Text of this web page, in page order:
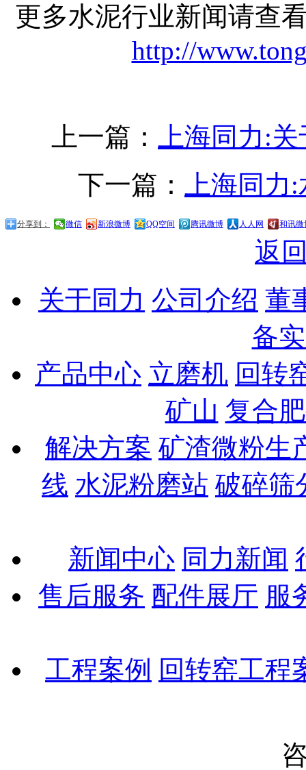
更多水泥行业新闻请查
http://
上一篇：
上海同力:
下一篇：
上海同
分享到： 微信 新浪微博 QQ空间 腾讯微博 人人网 和讯微
返
关于同力 公司介绍 董
备
产品中心 立磨机 回转
矿山 复合
解决方案 矿渣微粉生
线 水泥粉磨站 破碎筛
新闻中心 同力新闻
售后服务 配件展厅 服
工程案例 回转窑工程